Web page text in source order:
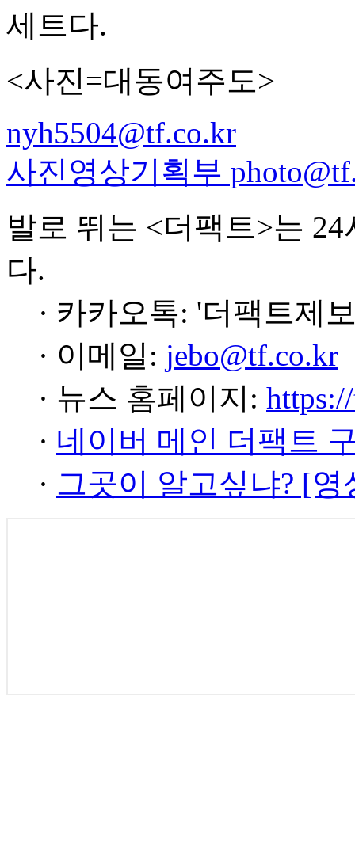
세트다.
<사진=대동여주도>
nyh5504@tf.co.kr
사진영상기획부
발로 뛰는 <더팩트>는
다.
· 카카오톡: '더팩트제
· 이메일: jebo@tf.co.kr
· 뉴스 홈페이지:
· 네이버 메인 더팩트
· 그곳이 알고싶냐? [